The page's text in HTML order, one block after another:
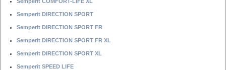
Semperit DIRECTION SPORT
Semperit DIRECTION SPORT FR
Semperit DIRECTION SPORT FR XL
Semperit DIRECTION SPORT XL
Semperit SPEED LIFE